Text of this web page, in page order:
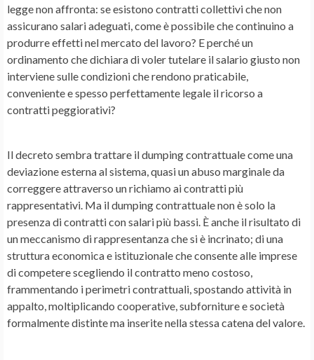
legge non affronta: se esistono contratti collettivi che non
assicurano salari adeguati, come è possibile che continuino a
produrre effetti nel mercato del lavoro? E perché un
ordinamento che dichiara di voler tutelare il salario giusto non
interviene sulle condizioni che rendono praticabile,
conveniente e spesso perfettamente legale il ricorso a
contratti peggiorativi?
Il decreto sembra trattare il dumping contrattuale come una
deviazione esterna al sistema, quasi un abuso marginale da
correggere attraverso un richiamo ai contratti più
rappresentativi. Ma il dumping contrattuale non è solo la
presenza di contratti con salari più bassi. È anche il risultato di
un meccanismo di rappresentanza che si è incrinato; di una
struttura economica e istituzionale che consente alle imprese
di competere scegliendo il contratto meno costoso,
frammentando i perimetri contrattuali, spostando attività in
appalto, moltiplicando cooperative, subforniture e società
formalmente distinte ma inserite nella stessa catena del valore.